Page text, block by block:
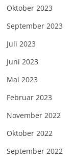
Oktober 2023
September 2023
Juli 2023
Juni 2023
Mai 2023
Februar 2023
November 2022
Oktober 2022
September 2022